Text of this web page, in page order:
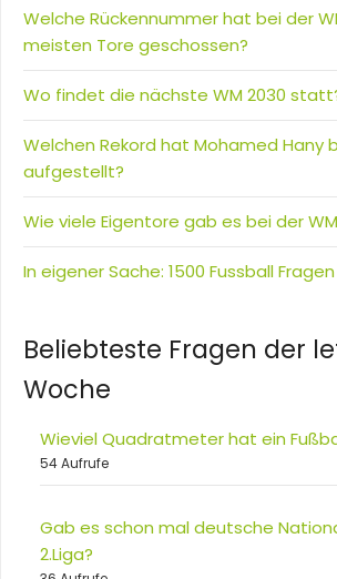
Welche Rückennummer hat bei der
meisten Tore geschossen?
Wo findet die nächste WM 2030
Welchen Rekord hat Mohamed Hany
aufgestellt?
Wie viele Eigentore gab es bei der
In eigener Sache: 1500 Fussball Fragen
Beliebteste Fragen der
Woche
Wieviel Quadratmeter hat ein
54 Aufrufe
Gab es schon mal deutsche
2.Liga?